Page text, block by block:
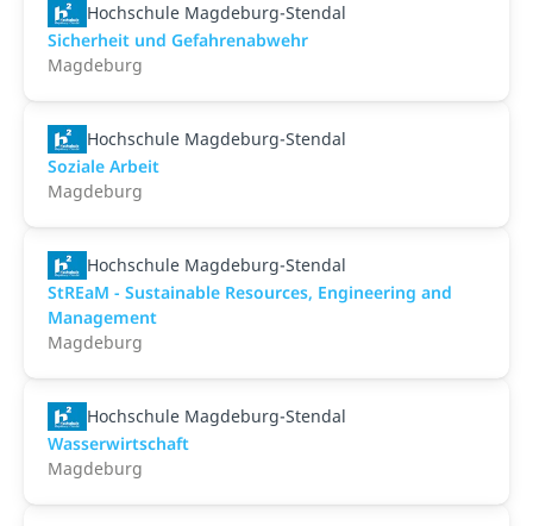
Hochschule Magdeburg-Stendal
Sicherheit und Gefahrenabwehr
Magdeburg
Hochschule Magdeburg-Stendal
Soziale Arbeit
Magdeburg
Hochschule Magdeburg-Stendal
StREaM - Sustainable Resources, Engineering and
Management
Magdeburg
Hochschule Magdeburg-Stendal
Wasserwirtschaft
Magdeburg